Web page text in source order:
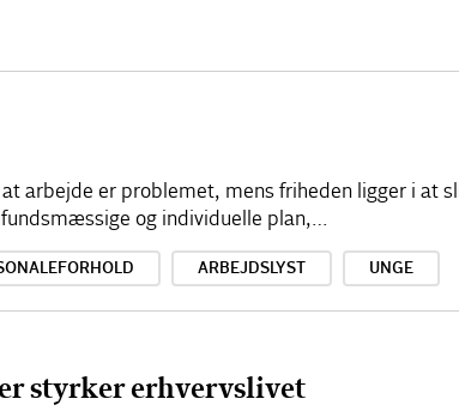
arbejde er problemet, mens friheden ligger i at
og individuelle plan,…
ARBEJDSLYST UNGE
styrker erhvervslivet